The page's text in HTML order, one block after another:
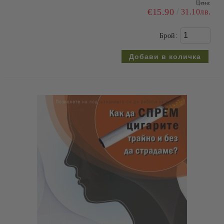
Цена:
€15.90 31.10лв.
Брой: